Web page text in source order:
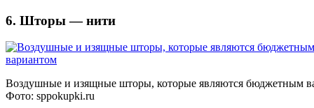
6. Шторы — нити
Воздушные и изящные шторы, которые являются бюджетным
Фото: sppokupki.ru